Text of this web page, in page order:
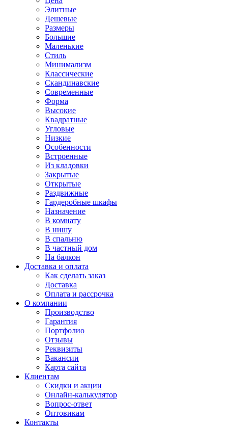
Элитные
Дешевые
Размеры
Большие
Маленькие
Стиль
Минимализм
Классические
Скандинавские
Современные
Форма
Высокие
Квадратные
Угловые
Низкие
Особенности
Встроенные
Из кладовки
Закрытые
Открытые
Раздвижные
Гардеробные шкафы
Назначение
В комнату
В нишу
В спальню
В частный дом
На балкон
Доставка и оплата
Как сделать заказ
Доставка
Оплата и рассрочка
О компании
Производство
Гарантия
Портфолио
Отзывы
Реквизиты
Вакансии
Карта сайта
Клиентам
Скидки и акции
Онлайн-калькулятор
Вопрос-ответ
Оптовикам
Контакты